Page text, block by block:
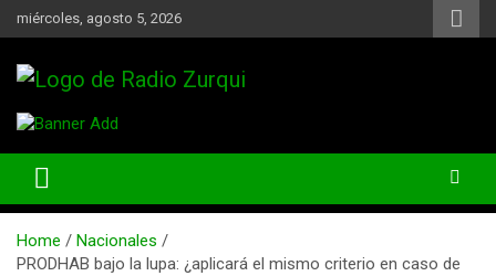
to
miércoles, agosto 5, 2026
Radio Zurqui
Home
Nacionales
PRODHAB bajo la lupa: ¿aplicará el mismo criterio en caso de